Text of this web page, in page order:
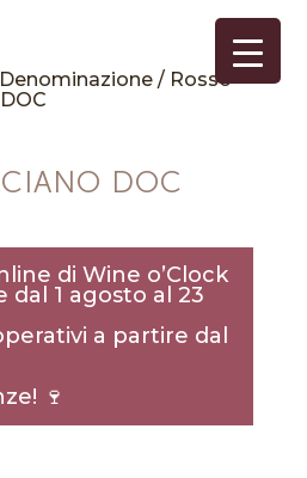
/ Rosso
DOC
di Wine o’Clock
dal 1 agosto al 23
a partire dal
🍷